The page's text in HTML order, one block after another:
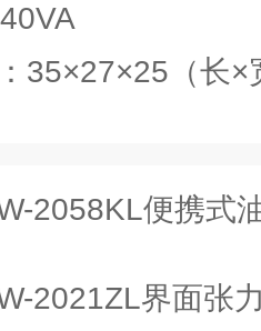
35×27×25（长×
2058KL便携式
2021ZL界面张